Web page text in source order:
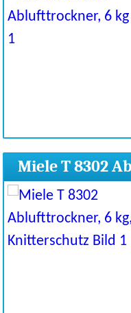
Miele T 8302
Knitterschutz